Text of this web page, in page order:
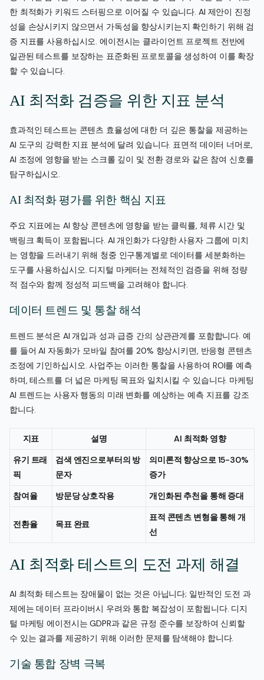
한 최적화가 키워드 스터핑으로 이어질 수 있습니다. AI 제안이 진정
성을 손상시키지 않으면서 가독성을 향상시키는지 확인하기 위해 검
증 지표를 사용하십시오. 에이전시는 클라이언트 프로젝트 전반에
일관된 테스트를 보장하는 표준화된 프로토콜을 생성하여 이를 확장
할 수 있습니다.
AI 최적화 검증을 위한 지표 분석
효과적인 테스트는 콘텐츠 효율성에 대한 더 깊은 통찰을 제공하는
AI 도구의 강력한 지표 분석에 달려 있습니다. 표면적 데이터 너머로,
AI 조정에 영향을 받는 스크롤 깊이 및 전환 경로와 같은 참여 신호를
탐구하십시오.
AI 최적화 평가를 위한 핵심 지표
주요 지표에는 AI 향상 콘텐츠에 영향을 받는 클릭률, 체류 시간 및
백링크 획득이 포함됩니다. AI 개인화가 다양한 사용자 그룹에 미치
는 영향을 드러내기 위해 청중 인구통계별로 데이터를 세분화하는
도구를 사용하십시오. 디지털 마케터는 전체적인 검증을 위해 정량
적 점수와 함께 정성적 피드백을 고려해야 합니다.
데이터 트렌드 및 통찰 해석
트렌드 분석은 AI 개입과 성과 급증 간의 상관관계를 포함합니다. 예
를 들어 AI 자동화가 모바일 참여를 20% 향상시키면, 반응형 콘텐츠
조정에 기인하십시오. 사업주는 이러한 통찰을 사용하여 ROI를 예측
하며, 테스트를 더 넓은 마케팅 목표와 일치시킬 수 있습니다. 마케팅
AI 트렌드는 사용자 행동의 미래 변화를 예상하는 예측 지표를 강조
합니다.
지표 설명
AI 최적화 영향
유기 트래
픽
검색 엔진으로부터의 방
문자
의미론적 향상으로 15-30%
증가
참여율
방문당 상호작용 개인화된 추천을 통해 증대
전환율 목표 완료
표적 콘텐츠 변형을 통해 개
선
AI 최적화 테스트의 도전 과제 해결
AI 최적화 테스트는 장애물이 없는 것은 아닙니다; 일반적인 도전 과
제에는 데이터 프라이버시 우려와 통합 복잡성이 포함됩니다. 디지
털 마케팅 에이전시는 GDPR과 같은 규정 준수를 보장하여 신뢰할
수 있는 결과를 제공하기 위해 이러한 문제를 탐색해야 합니다.
기술 통합 장벽 극복